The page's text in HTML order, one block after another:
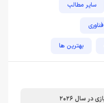
سایر مطالب
بهترین ها